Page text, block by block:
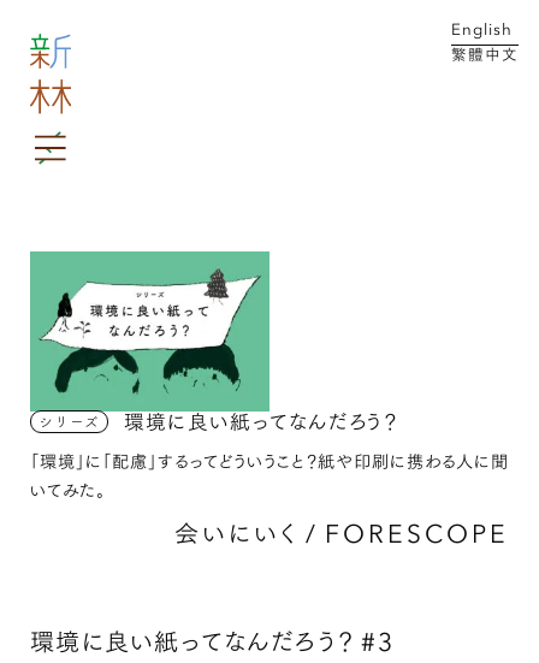
メイン コンテンツにスキップ
English
繁體中文
MENU
シリーズ 環境に良い紙ってなんだろう？
「環境」に「配慮」するってどういうこと？紙や印刷に携わる人に聞
いてみた。
会いにいく / FORESCOPE
環境に良い紙ってなんだろう？ #3